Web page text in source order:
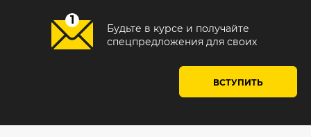
Будьте в курсе и получайте
спецпредложения для своих
ВСТУПИТЬ